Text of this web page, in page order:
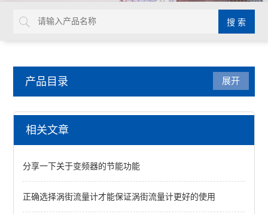
产品目录
液位仪表
MAC系列电缆式浮球开关
玻璃管及其它液位计
LH系列液位控制开关
展开
相关文章
分享一下关于变频器的节能功能
正确选择涡街流量计才能保证涡街流量计更好的使用